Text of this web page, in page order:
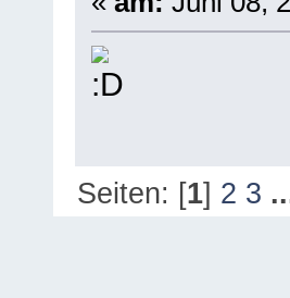
Seiten: [1] 2 3